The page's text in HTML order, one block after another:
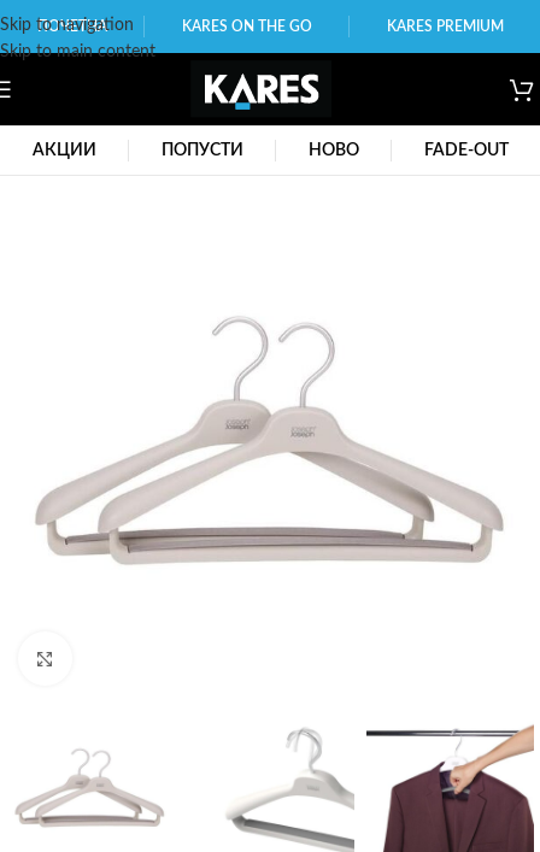
Skip to navigation
Skip to main content
ПОЧЕТНА KARES ON THE GO KARES PREMIUM
АКЦИИ ПОПУСТИ НОВО FADE-OUT